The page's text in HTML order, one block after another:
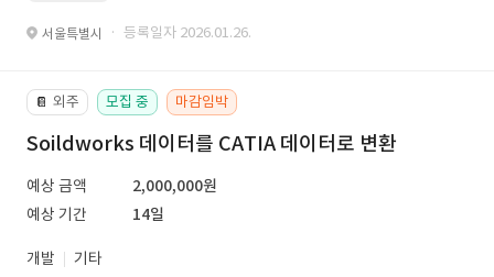
서울특별시 · 등록일자 2026.01.26.
📔 외주 모집 중 마감임박
Soildworks 데이터를 CATIA 데이터로 변환
예상 금액
2,000,000원
예상 기간
14일
개발
기타